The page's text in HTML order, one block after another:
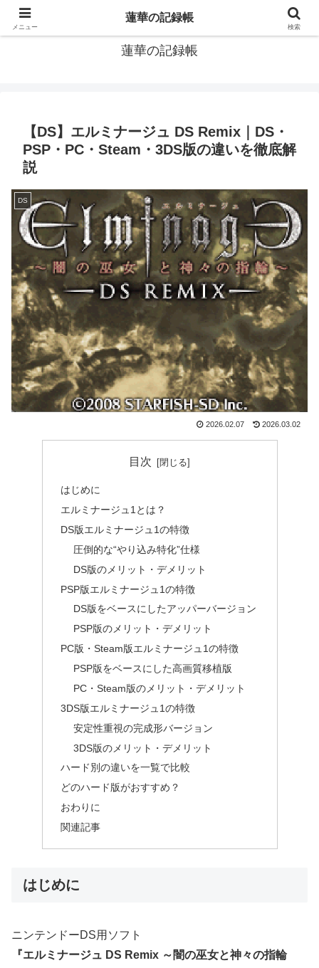
窓際社員の現役SEによるゲーム攻略、IT関連のメモです
蓮華の記録帳
【DS】エルミナージュ DS Remix｜DS・
PSP・PC・Steam・3DS版の違いを徹底解
説
DS
2026.02.07 2026.03.02
目次
はじめに
エルミナージュ1とは？
DS版エルミナージュ1の特徴
圧倒的な“やり込み特化”仕様
DS版のメリット・デメリット
PSP版エルミナージュ1の特徴
DS版をベースにしたアッパーバージョン
PSP版のメリット・デメリット
PC版・Steam版エルミナージュ1の特徴
PSP版をベースにした高画質移植版
PC・Steam版のメリット・デメリット
3DS版エルミナージュ1の特徴
安定性重視の完成形バージョン
3DS版のメリット・デメリット
ハード別の違いを一覧で比較
どのハード版がおすすめ？
おわりに
関連記事
はじめに
ニンテンドーDS用ソフト
『エルミナージュ DS Remix ～闇の巫女と神々の指輪
メニュー
蓮華の記録帳
検索